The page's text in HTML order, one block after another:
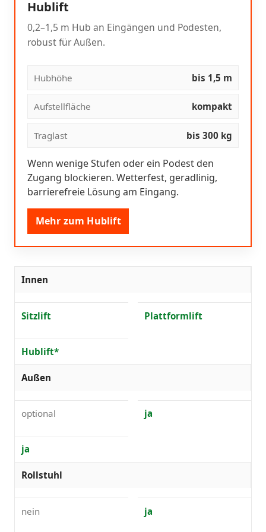
Hublift
0,2–1,5 m Hub an Eingängen und Podesten,
robust für Außen.
Hubhöhe bis 1,5 m
Aufstellfläche kompakt
Traglast bis 300 kg
Wenn wenige Stufen oder ein Podest den
Zugang blockieren. Wetterfest, geradlinig,
barrierefreie Lösung am Eingang.
Mehr zum Hublift
Innen
Sitzlift Plattformlift
Hublift*
Außen
optional ja
ja
Rollstuhl
nein ja